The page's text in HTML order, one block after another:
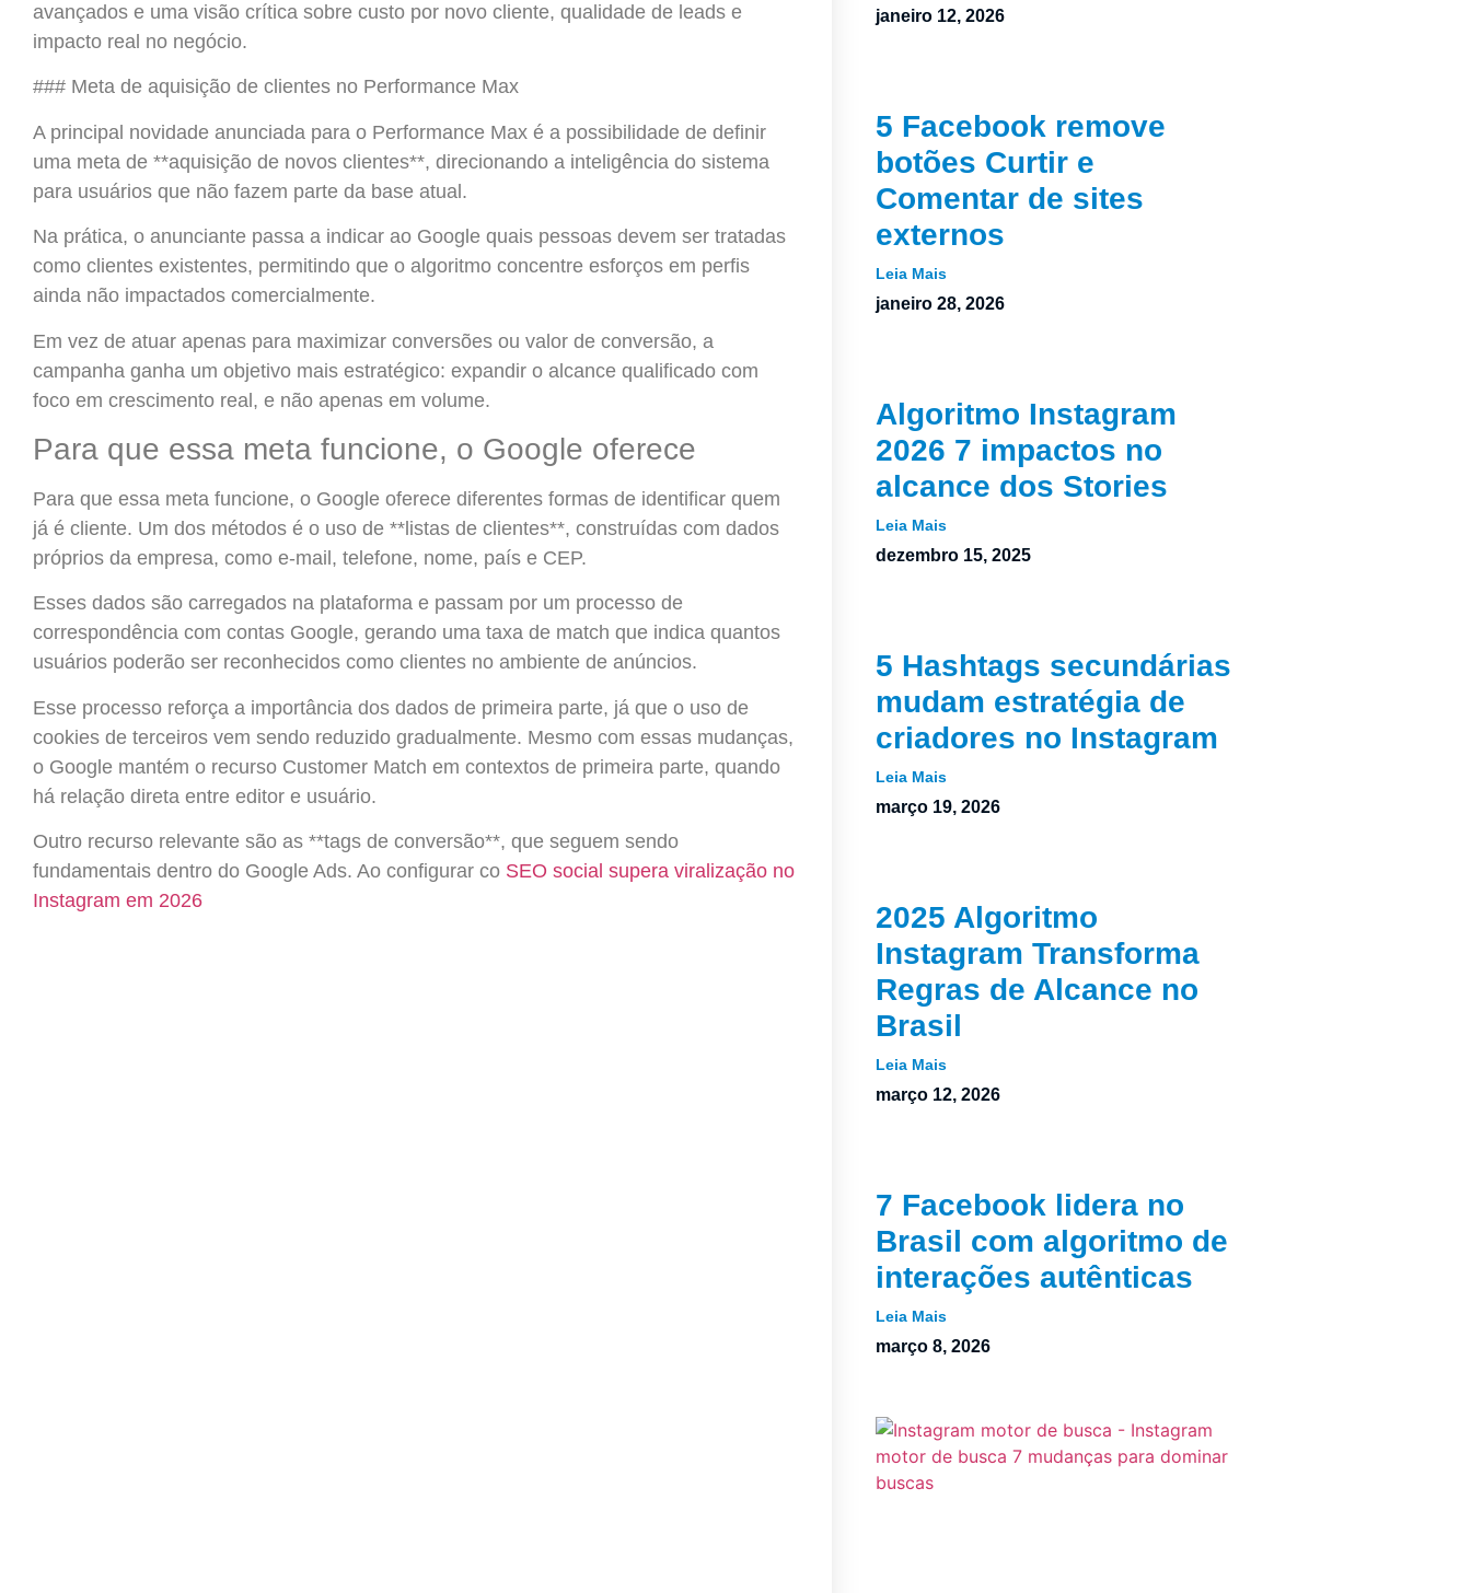
avançados e uma visão crítica sobre custo por novo cliente, qualidade de leads e
impacto real no negócio.
### Meta de aquisição de clientes no Performance Max
A principal novidade anunciada para o Performance Max é a possibilidade de definir
uma meta de **aquisição de novos clientes**, direcionando a inteligência do sistema
para usuários que não fazem parte da base atual.
Na prática, o anunciante passa a indicar ao Google quais pessoas devem ser tratadas
como clientes existentes, permitindo que o algoritmo concentre esforços em perfis
ainda não impactados comercialmente.
Em vez de atuar apenas para maximizar conversões ou valor de conversão, a
campanha ganha um objetivo mais estratégico: expandir o alcance qualificado com
foco em crescimento real, e não apenas em volume.
Para que essa meta funcione, o Google oferece
Para que essa meta funcione, o Google oferece diferentes formas de identificar quem
já é cliente. Um dos métodos é o uso de **listas de clientes**, construídas com dados
próprios da empresa, como e-mail, telefone, nome, país e CEP.
Esses dados são carregados na plataforma e passam por um processo de
correspondência com contas Google, gerando uma taxa de match que indica quantos
usuários poderão ser reconhecidos como clientes no ambiente de anúncios.
Esse processo reforça a importância dos dados de primeira parte, já que o uso de
cookies de terceiros vem sendo reduzido gradualmente. Mesmo com essas mudanças,
o Google mantém o recurso Customer Match em contextos de primeira parte, quando
há relação direta entre editor e usuário.
Outro recurso relevante são as **tags de conversão**, que seguem sendo
fundamentais dentro do Google Ads. Ao configurar co SEO social supera viralização no
Instagram em 2026
janeiro 12, 2026
5 Facebook remove
botões Curtir e
Comentar de sites
externos
Leia Mais
janeiro 28, 2026
Algoritmo Instagram
2026 7 impactos no
alcance dos Stories
Leia Mais
dezembro 15, 2025
5 Hashtags secundárias
mudam estratégia de
criadores no Instagram
Leia Mais
março 19, 2026
2025 Algoritmo
Instagram Transforma
Regras de Alcance no
Brasil
Leia Mais
março 12, 2026
7 Facebook lidera no
Brasil com algoritmo de
interações autênticas
Leia Mais
março 8, 2026